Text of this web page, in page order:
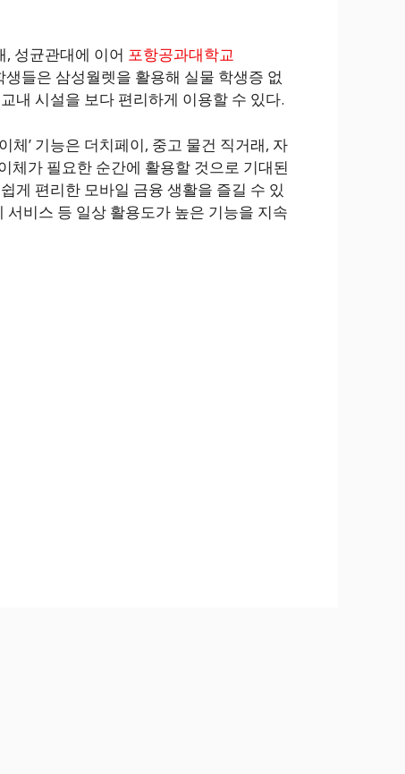
, 성균관대에 이어 포항공과대학교
들은 삼성월렛을 활용해 실물 학생증 없
내 시설을 보다 편리하게 이용할 수 있다.
체’ 기능은 더치페이, 중고 물건 직거래, 자
체가 필요한 순간에 활용할 것으로 기대된
게 편리한 모바일 금융 생활을 즐길 수 있
서비스 등 일상 활용도가 높은 기능을 지속